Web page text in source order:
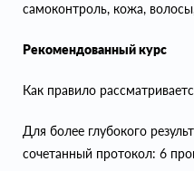
самоконтроль, кожа,
Рекомендованный курс
Как правило
Для более глубокого
сочетанный протокол: 6